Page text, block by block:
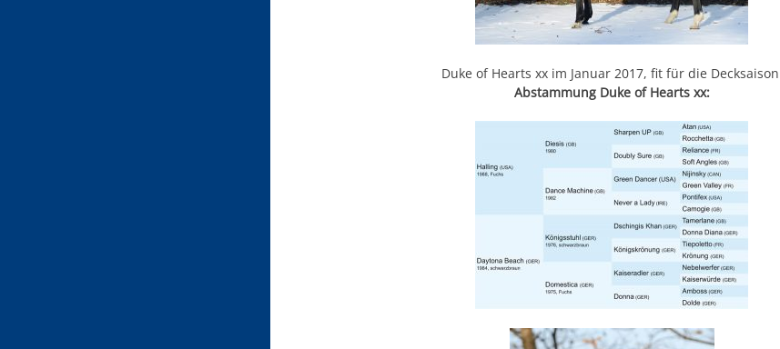
Duke of Hearts xx im Januar 2017, fit für die
Abstammung Duke of Hearts xx: